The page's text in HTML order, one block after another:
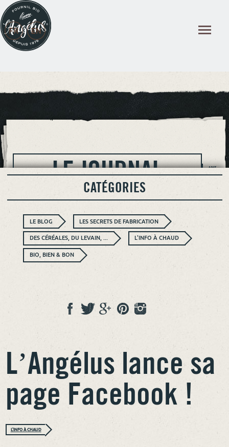
LE JOURNAL
AOUT
CATÉGORIES
LE BLOG LES SECRETS DE FABRICATION
DES CÉRÉALES, DU LEVAIN, ... L'INFO À CHAUD
BIO, BIEN & BON
L’Angélus lance sa
page Facebook !
L'INFO À CHAUD
Panneau de gestion des cookies